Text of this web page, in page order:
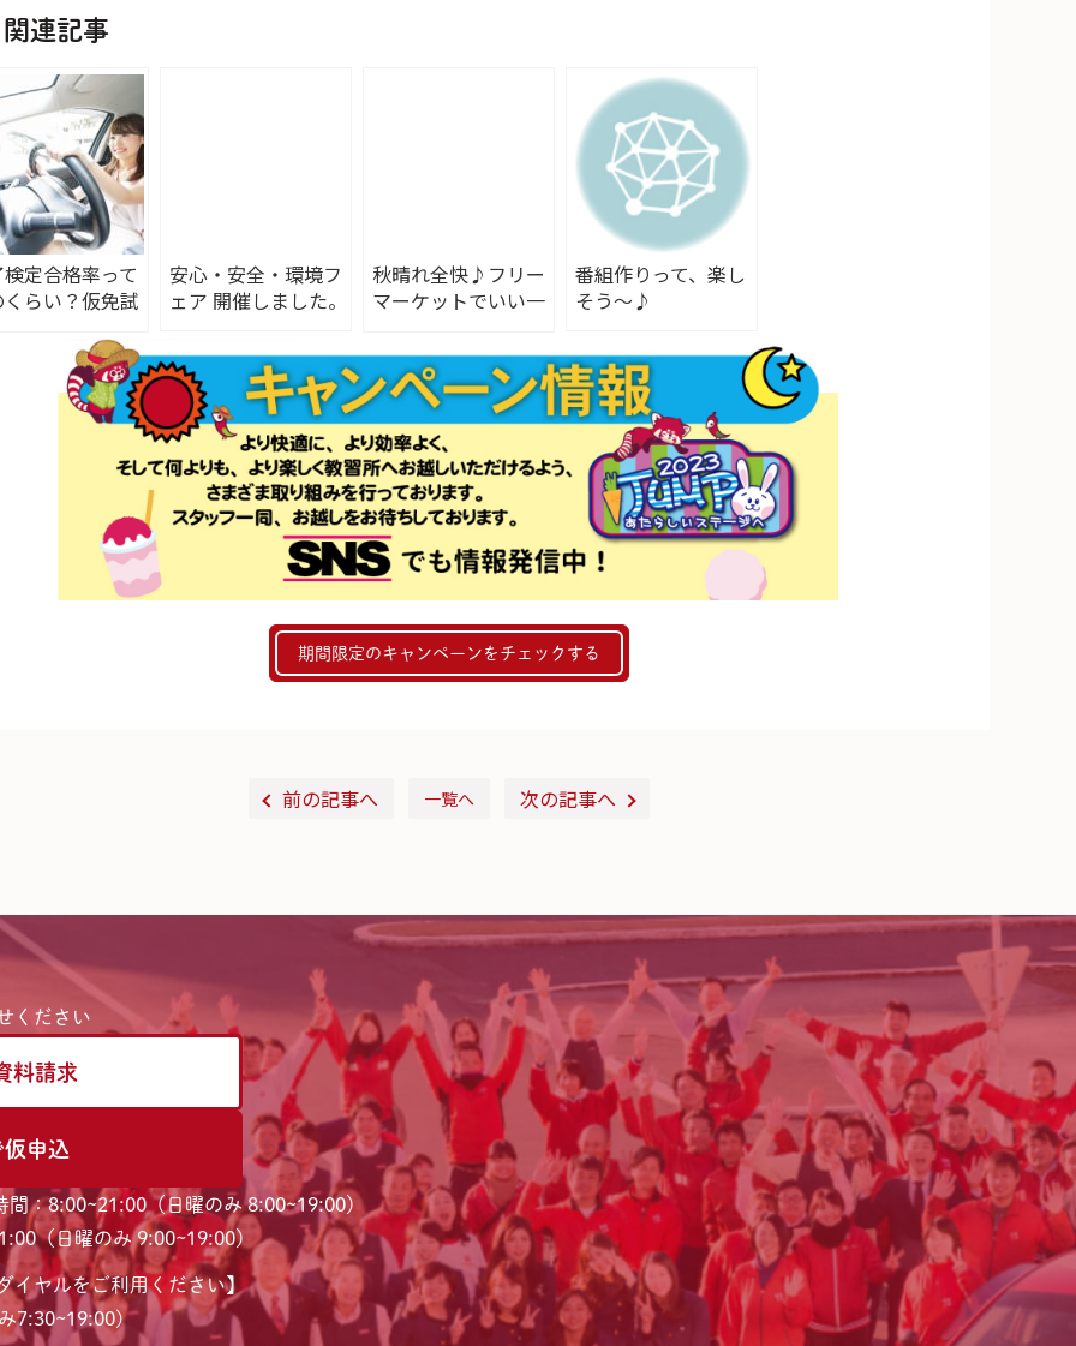
連記事
定合格率って
らい？仮免試
安心・安全・環境フ
ェア 開催しました。
秋晴れ全快♪フリー
マーケットでいい一
番組作りって、楽し
そう～♪
期間限定のキャンペーンをチェックする
前の記事へ 一覧へ 次の記事へ
ください
料請求
仮申込
間：8:00~21:00（日曜のみ 8:00~19:00）
（日曜のみ 9:00~19:00）
イヤルをご利用ください】
7:30~19:00)